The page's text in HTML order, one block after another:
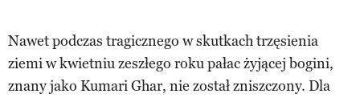
Nawet podczas tragicznego w skutkach trzęsienia
ziemi w kwietniu zeszłego roku pałac żyjącej bogini,
znany jako Kumari Ghar, nie został zniszczony. Dla